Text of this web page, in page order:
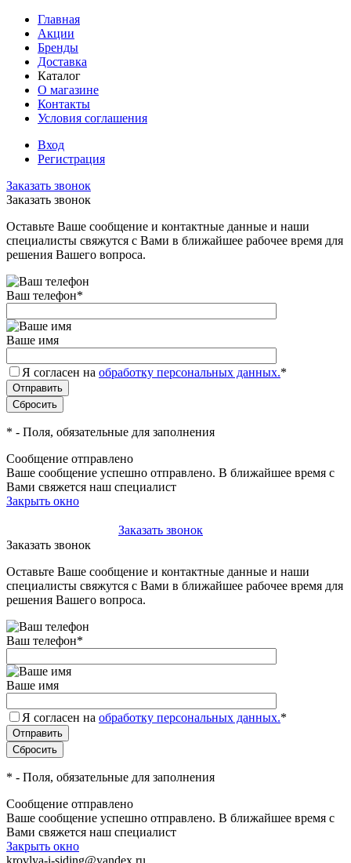
Главная
Акции
Бренды
Доставка
Каталог
О магазине
Контакты
Условия соглашения
Вход
Регистрация
Заказать звонок
Заказать звонок
Оставьте Ваше сообщение и контактные данные и наши
специалисты свяжутся с Вами в ближайшее рабочее время для
решения Вашего вопроса.
Ваш телефон*
Ваше имя
Я согласен на обработку персональных данных.*
* - Поля, обязательные для заполнения
Сообщение отправлено
Ваше сообщение успешно отправлено. В ближайшее время с
Вами свяжется наш специалист
Закрыть окно
Заказать звонок
Заказать звонок
Оставьте Ваше сообщение и контактные данные и наши
специалисты свяжутся с Вами в ближайшее рабочее время для
решения Вашего вопроса.
Ваш телефон*
Ваше имя
Я согласен на обработку персональных данных.*
* - Поля, обязательные для заполнения
Сообщение отправлено
Ваше сообщение успешно отправлено. В ближайшее время с
Вами свяжется наш специалист
Закрыть окно
krovlya-i-siding@yandex.ru